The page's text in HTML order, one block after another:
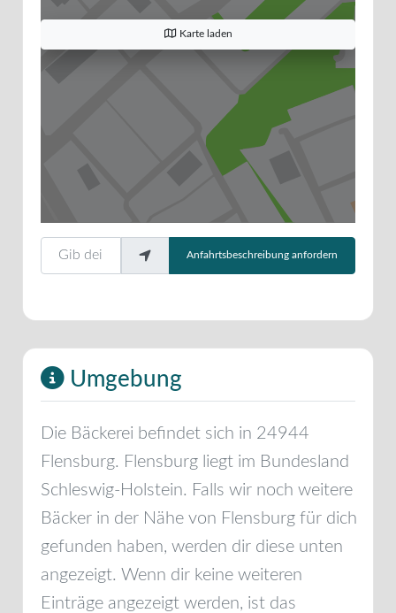
Karte laden
Gib deinen Standort ein.
Anfahrtsbeschreibung anfordern
Umgebung
Die Bäckerei befindet sich in 24944
Flensburg. Flensburg liegt im Bundesland
Schleswig-Holstein. Falls wir noch weitere
Bäcker in der Nähe von Flensburg für dich
gefunden haben, werden dir diese unten
angezeigt. Wenn dir keine weiteren
Einträge angezeigt werden, ist das